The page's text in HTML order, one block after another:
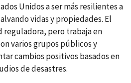
Unidos a ser más resilientes a
vidas y propiedades. El
reguladora, pero trabaja en
varios grupos públicos y
cambios positivos basados en
de desastres.